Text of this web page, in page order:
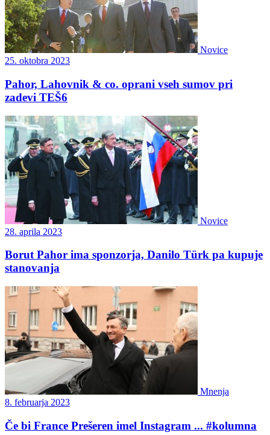
Novice
25. oktobra 2023
Pahor, Lahovnik & co. oprani vseh sumov pri
zadevi TEŠ6
Novice
28. aprila 2023
Borut Pahor ima sponzorja, Danilo Türk pa kupuje
stanovanja
Mnenja
8. februarja 2023
Če bi France Prešeren imel Instagram ... #kolumna